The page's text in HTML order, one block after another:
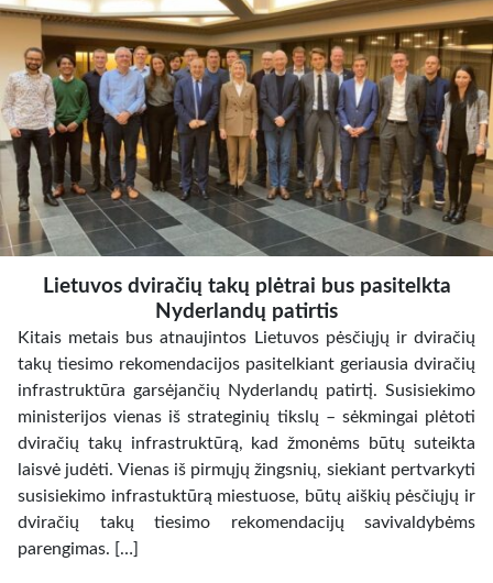
Lietuvos dviračių takų plėtrai bus pasitelkta
Nyderlandų patirtis
Kitais metais bus atnaujintos Lietuvos pėsčiųjų ir dviračių
takų tiesimo rekomendacijos pasitelkiant geriausia dviračių
infrastruktūra garsėjančių Nyderlandų patirtį. Susisiekimo
ministerijos vienas iš strateginių tikslų – sėkmingai plėtoti
dviračių takų infrastruktūrą, kad žmonėms būtų suteikta
laisvė judėti. Vienas iš pirmųjų žingsnių, siekiant pertvarkyti
susisiekimo infrastuktūrą miestuose, būtų aiškių pėsčiųjų ir
dviračių takų tiesimo rekomendacijų savivaldybėms
parengimas. […]